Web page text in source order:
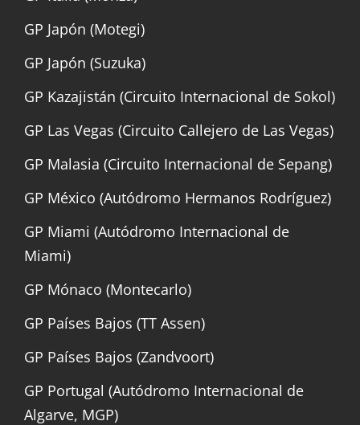
GP Japón (Motegi)
GP Japón (Suzuka)
GP Kazajistán (Circuito Internacional de Sokol)
GP Las Vegas (Circuito Callejero de Las Vegas)
GP Malasia (Circuito Internacional de Sepang)
GP México (Autódromo Hermanos Rodríguez)
GP Miami (Autódromo Internacional de
Miami)
GP Mónaco (Montecarlo)
GP Países Bajos (TT Assen)
GP Países Bajos (Zandvoort)
GP Portugal (Autódromo Internacional de
Algarve, MGP)